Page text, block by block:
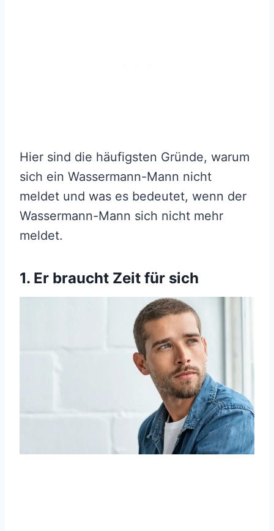
Hier sind die häufigsten Gründe, warum
sich ein Wassermann-Mann nicht
meldet und was es bedeutet, wenn der
Wassermann-Mann sich nicht mehr
meldet.
1. Er braucht Zeit für sich